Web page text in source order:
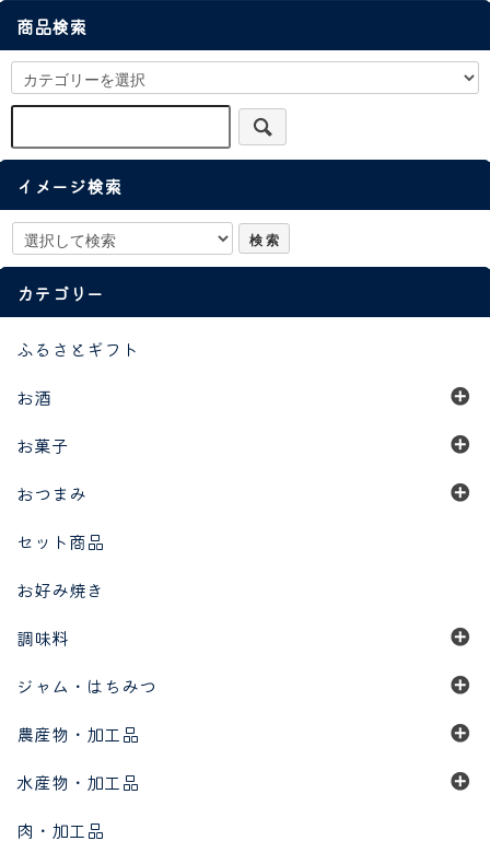
商品検索
イメージ検索
カテゴリー
ふるさとギフト
お酒
お菓子
おつまみ
セット商品
お好み焼き
調味料
ジャム・はちみつ
農産物・加工品
水産物・加工品
肉・加工品